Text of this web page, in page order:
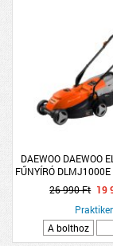
DAEWOO DAEWOO
FŰNYÍRÓ
25L
26 990 Ft 19
Praktiker
A bolthoz